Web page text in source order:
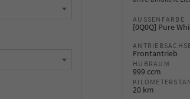
AUSSENFARBE
[0Q0Q] Pure
Frontantrieb
HUBRAUM
999 ccm
20 km